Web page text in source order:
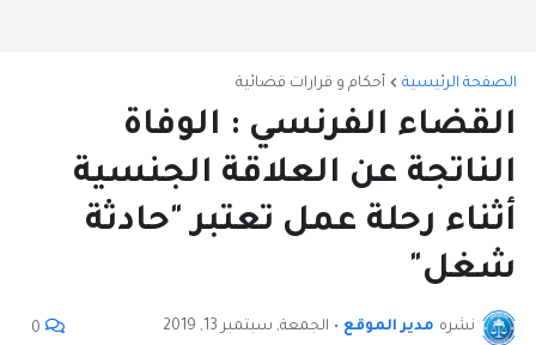
الصفحة الرئيسية أحكام و قرارات قضائية
القضاء الفرنسي : الوفاة
الناتجة عن العلاقة الجنسية
أثناء رحلة عمل تعتبر "حادثة
شغل"
نشره مدير الموقع • الجمعة, سبتمبر 13, 2019 0